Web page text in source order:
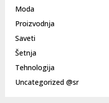
Moda
Proizvodnja
Saveti
Šetnja
Tehnologija
Uncategorized @sr